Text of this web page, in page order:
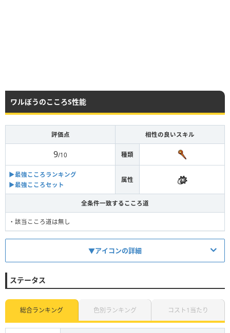
ワルぼうのこころS性能
評価点 相性の良いスキル
9/10 種類
▶︎最強こころランキング
▶︎最強こころセット
属性
全条件一致するこころ道
・該当こころ道は無し
▼アイコンの詳細
回復呪文 回復特技
ステータス
総合ランキング 色別ランキング コスト1当たり